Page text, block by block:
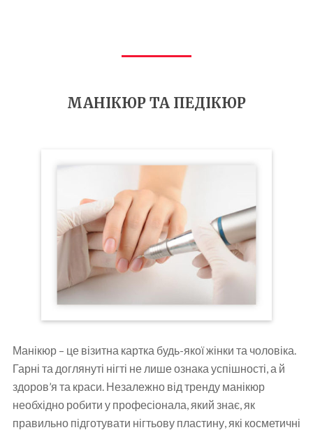
МАНІКЮР ТА ПЕДІКЮР
Манікюр – це візитна картка будь-якої жінки та чоловіка.
Гарні та доглянуті нігті не лише ознака успішності, а й
здоров’я та краси. Незалежно від тренду манікюр
необхідно робити у професіонала, який знає, як
правильно підготувати нігтьову пластину, які косметичні